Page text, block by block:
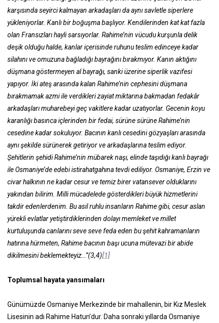
karşısında seyirci kalmayan arkadaşları da aynı savletle siperlere
yükleniyorlar. Kanlı bir boğuşma başlıyor. Kendilerinden kat kat fazla
olan Fransızları hayli sarsıyorlar. Rahime’nin vücudu kurşunla delik
deşik olduğu halde, kanlar içerisinde ruhunu teslim edinceye kadar
silahını ve omuzuna bağladığı bayrağını bırakmıyor. Kanın aktığını
düşmana göstermeyen al bayrağı, sanki üzerine siperlik vazifesi
yapıyor. İki ateş arasında kalan Rahime’nin cephesini düşmana
bırakmamak azmi ile verdikleri zayiat miktarına bakmadan fedakâr
arkadaşları muharebeyi geç vakitlere kadar uzatıyorlar. Gecenin koyu
karanlığı basınca içlerinden bir fedai, sürüne sürüne Rahime’nin
cesedine kadar sokuluyor. Bacının kanlı cesedini gözyaşları arasında
aynı şekilde sürünerek getiriyor ve arkadaşlarına teslim ediyor.
Şehitlerin şehidi Rahime’nin mübarek naşı, elinde taşıdığı kanlı bayrağı
ile Osmaniye’de edebi istirahatgahına tevdi ediliyor. Osmaniye, Erzin ve
civar halkının ne kadar cesur ve temiz birer vatansever olduklarını
yakından bilirim. Milli mücadelede gösterdikleri büyük hizmetlerini
takdir edenlerdenim. Bu asil ruhlu insanların Rahime gibi, cesur aslan
yürekli evlatlar yetiştirdiklerinden dolayı memleket ve millet
kurtuluşunda canlarını seve seve feda eden bu şehit kahramanların
hatırına hürmeten, Rahime bacının başı ucuna mütevazi bir abide
dikilmesini beklemekteyiz…”(3,4)[1]
Toplumsal hayata yansımaları
Günümüzde Osmaniye Merkezinde bir mahallenin, bir Kız Meslek
Lisesinin adı Rahime Hatun’dur. Daha sonraki yıllarda Osmaniye